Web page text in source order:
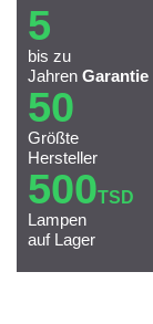
5
bis zu
Jahren Garantie
50
Größte
Hersteller
500TSD
Lampen
auf Lager